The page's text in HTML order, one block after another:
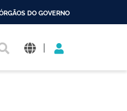
DO GOVERNO
|